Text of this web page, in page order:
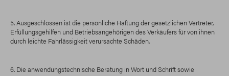
5. Ausgeschlossen ist die persönliche Haftung der gesetzlichen Vertreter,
Erfüllungsgehilfen und Betriebsangehörigen des Verkäufers für von ihnen
durch leichte Fahrlässigkeit verursachte Schäden.
6. Die anwendungstechnische Beratung in Wort und Schrift sowie